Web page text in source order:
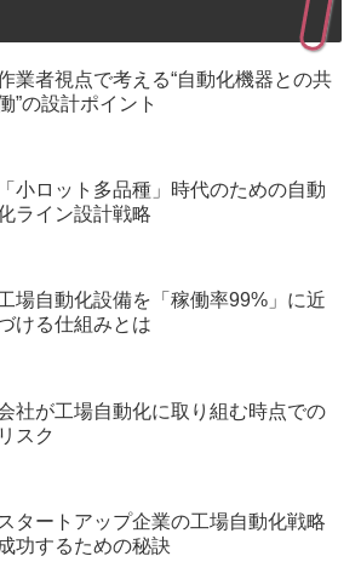
業者視点で考える“自動化機器との共
”の設計ポイント
「小ロット多品種」時代のための自動
ライン設計戦略
場自動化設備を「稼働率99%」に近
ける仕組みとは
社が工場自動化に取り組む時点での
リスク
スタートアップ企業の工場自動化戦略
成功するための秘訣